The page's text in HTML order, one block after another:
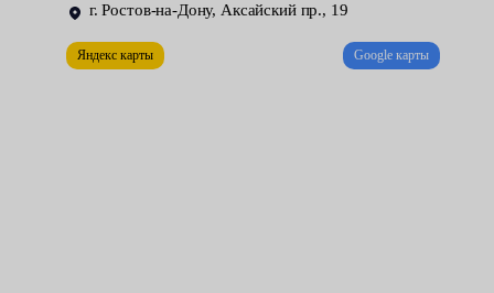
Цена услуги начинается от 2100 рублей. В ходе работ наши
специалисты демонтируют колеса, проводят разбортировку,
г. Ростов-на-Дону, Аксайский пр., 19
Яндекс карты Google карты